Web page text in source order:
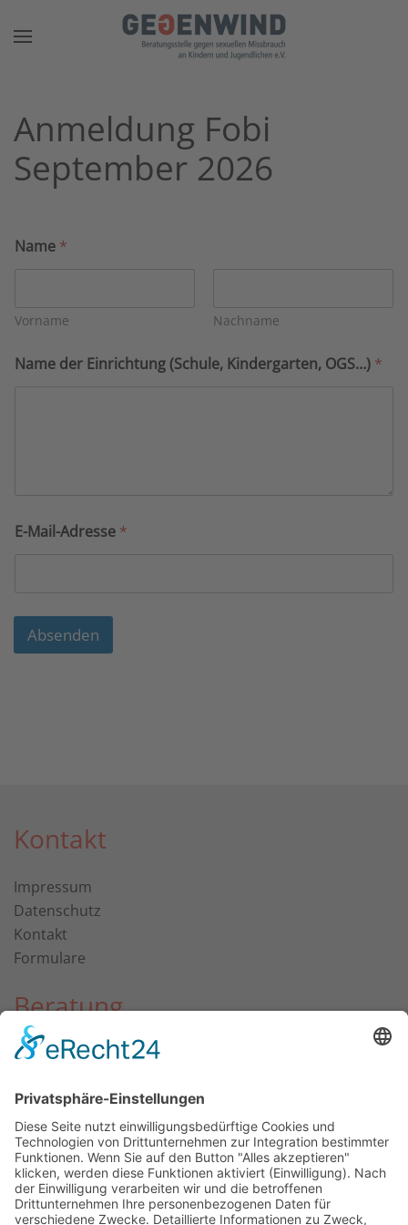
Zum Hauptinhalt springen
Anmeldung Fobi
September 2026
Name *
Vorname Nachname
Name der Einrichtung (Schule, Kindergarten, OGS…) *
E-Mail-Adresse *
Absenden
Kontakt
Impressum
Datenschutz
Kontakt
Formulare
Beratung
Bei Verdacht
Information für Angehörige
Information für Fachkräfte
Prävention
Kindergarten